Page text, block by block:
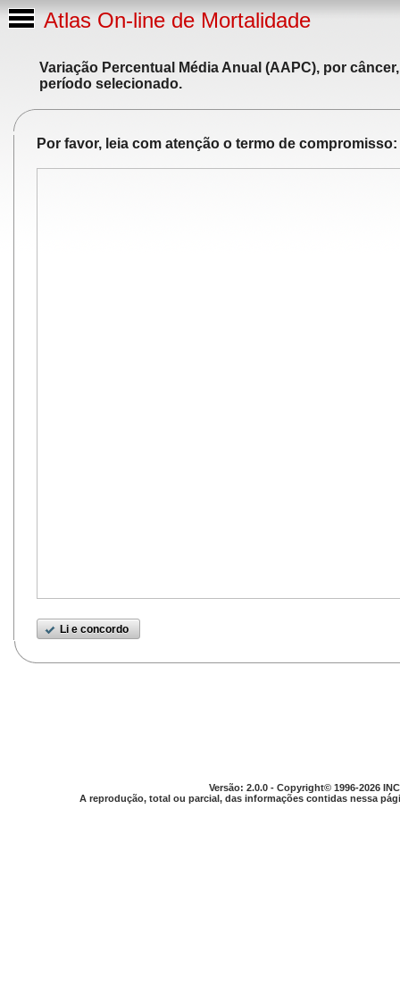
Atlas On-line de Mortalidade
Variação Percentual Média Anual (AAPC), por
período selecionado.
Por favor, leia com atenção o termo de compromisso:
Li e concordo
Versão: 2.0.0 - Copyright© 1996-2026
A reprodução, total ou parcial, das informações contidas nessa